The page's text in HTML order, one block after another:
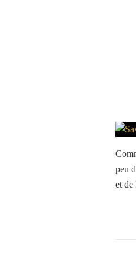
peu
et de